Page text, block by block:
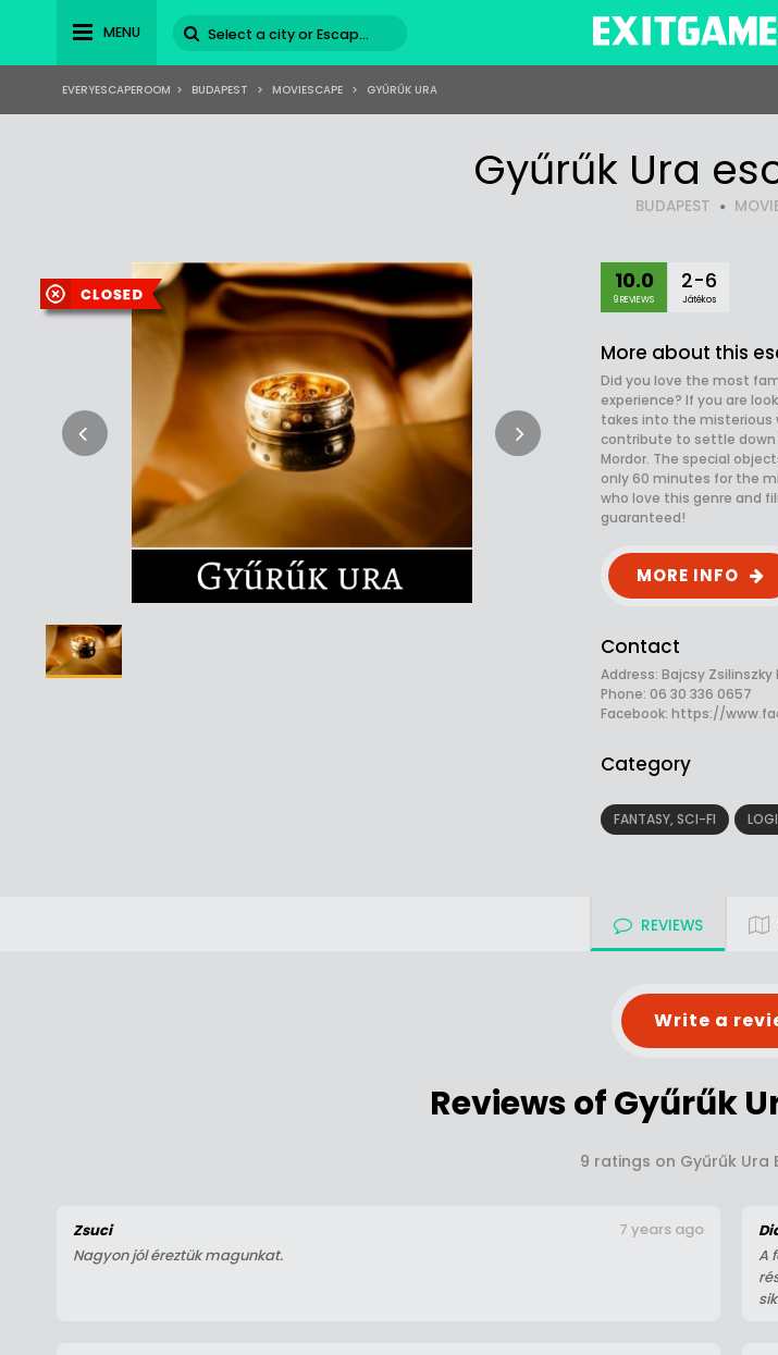
MENU
EVERYESCAPEROOM > BUDAPEST > MOVIESCAPE > GYŰRŰK URA
Gyűrűk Ura
BUDAPEST
10.0
9 REVIEWS
2-6
Játékos
More about this
Did you love the most
experience? If you are
takes into the misterious
contribute to settle down
Mordor. The special
only 60 minutes for the
who love this genre and
guaranteed!
MORE INFO
Contact
Address: Bajcsy Zsilinszky
Phone: 06 30 336 0657
Facebook: https://
Category
FANTASY, SCI-FI
REVIEWS
Write a
Reviews of Gyűrűk
9 ratings on Gyűrűk Ura
Zsuci
Nagyon jól éreztük magunkat.
7 years ago
A